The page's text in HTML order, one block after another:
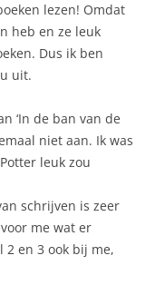
lezen! Omdat
heb en ze leuk
Dus ik ben
uit.
‘In de ban van de
niet aan. Ik was
leuk zou
schrijven is zeer
me wat er
2 en 3 ook bij me,